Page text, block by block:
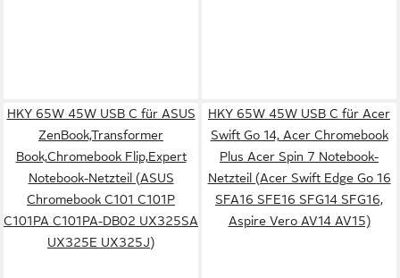
HKY 65W 45W USB C für ASUS
ZenBook,Transformer
Book,Chromebook Flip,Expert
Notebook-Netzteil (ASUS
Chromebook C101 C101P
C101PA C101PA-DB02 UX325SA
UX325E UX325J)
HKY 65W 45W USB C für Acer
Swift Go 14, Acer Chromebook
Plus Acer Spin 7 Notebook-
Netzteil (Acer Swift Edge Go 16
SFA16 SFE16 SFG14 SFG16,
Aspire Vero AV14 AV15)